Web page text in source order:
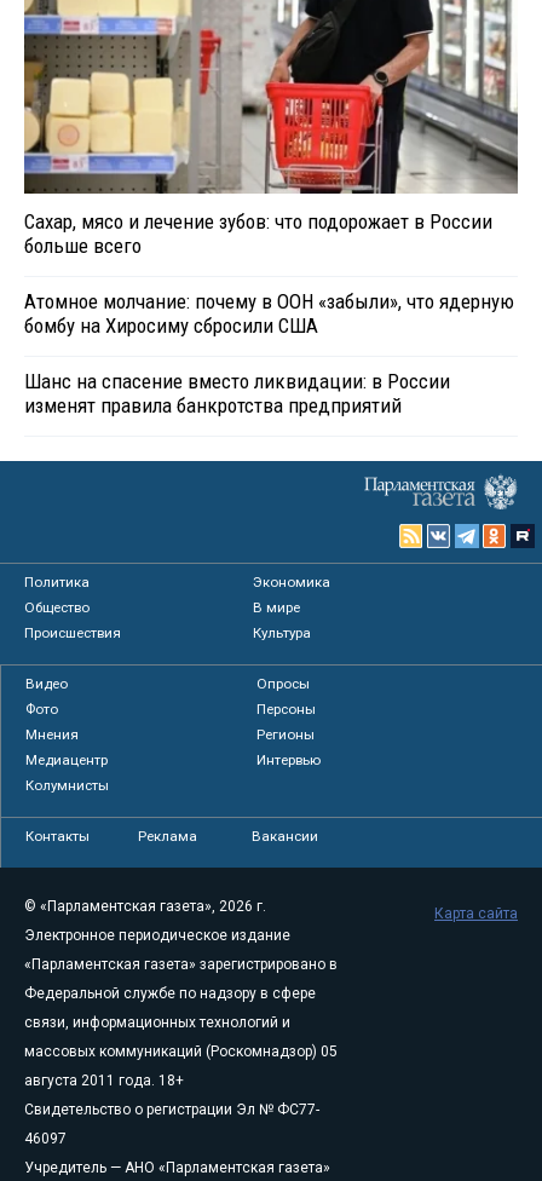
Сахар, мясо и лечение зубов: что подорожает в России
больше всего
Атомное молчание: почему в ООН «забыли», что ядерную
бомбу на Хиросиму сбросили США
Шанс на спасение вместо ликвидации: в России
изменят правила банкротства предприятий
Политика
Экономика
Общество
В мире
Происшествия
Культура
Видео
Опросы
Фото
Персоны
Мнения
Регионы
Медиацентр
Интервью
Колумнисты
Контакты Реклама Вакансии
© «Парламентская газета», 2026 г.
Электронное периодическое издание
«Парламентская газета» зарегистрировано в
Федеральной службе по надзору в сфере
связи, информационных технологий и
массовых коммуникаций (Роскомнадзор) 05
августа 2011 года. 18+
Свидетельство о регистрации Эл № ФС77-
46097
Учредитель — АНО «Парламентская газета»
Карта сайта